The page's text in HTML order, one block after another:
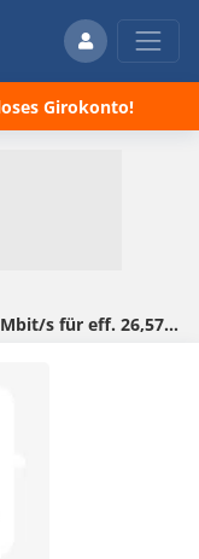
Girokonto!
XL mit 250 Mbit/s für eff. 30,57€ mtl.